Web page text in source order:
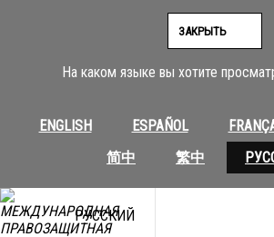
На каком языке вы хотите
ENGLISH ESPAÑOL
简中
繁中
ЗАКРЫТЬ
РУССКИЙ